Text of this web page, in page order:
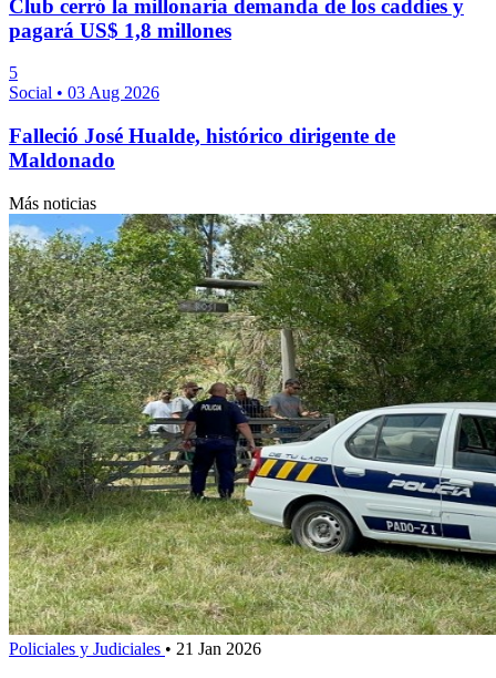
Club cerró la millonaria demanda de los caddies y
pagará US$ 1,8 millones
5
Social • 03 Aug 2026
Falleció José Hualde, histórico dirigente de
Maldonado
Más noticias
Policiales y Judiciales • 21 Jan 2026